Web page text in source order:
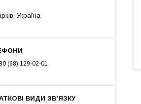
Україна
(68) 129-02-01